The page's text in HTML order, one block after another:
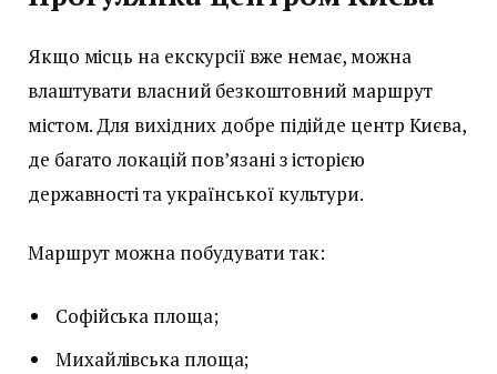
Якщо місць на екскурсії вже немає, можна
влаштувати власний безкоштовний маршрут
містом. Для вихідних добре підійде центр Києва,
де багато локацій пов’язані з історією
державності та української культури.
Маршрут можна побудувати так:
Софійська площа;
Михайлівська площа;